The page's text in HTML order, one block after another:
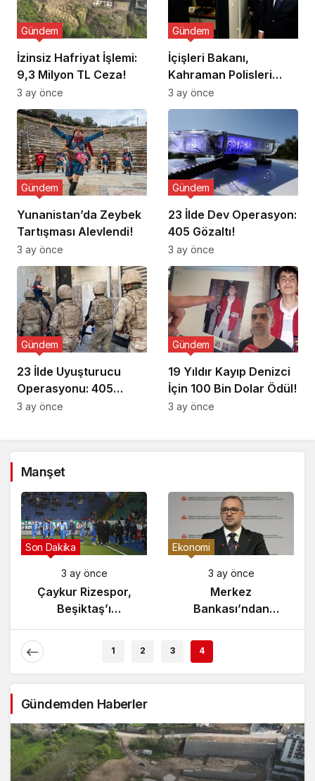
İzinsiz Hafriyat İşlemi:
9,3 Milyon TL Ceza!
Gündem
3 ay önce
İçişleri Bakanı,
Kahraman Polisleri
Ziyaret Etti
Gündem
3 ay önce
Yunanistan’da Zeybek
Tartışması Alevlendi!
Gündem
3 ay önce
23 İlde Dev Operasyon:
405 Gözaltı!
Gündem
3 ay önce
23 İlde Uyuşturucu
Operasyonu: 405
Gözaltı!
Gündem
3 ay önce
19 Yıldır Kayıp Denizci
İçin 100 Bin Dolar Ödül!
Gündem
3 ay önce
Manşet
Gündem
3 ay önce
Yunanistan’da
Zeybek Tartışması
Son Dakika
3 ay önce
Çaykur Rizespor,
Beşiktaş’ı
1 2 3 4
Gündemden Haberler